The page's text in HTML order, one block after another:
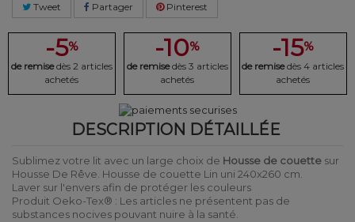
Tweet Partager Pinterest
-5%
de remise dès 2 articles
achetés
-10%
de remise dès 3 articles
achetés
-15%
de remise dès 4 articles
achetés
DESCRIPTION DÉTAILLÉE
Sublimez votre lit avec un large choix de Housse de couette sur
Housse De Rêve. Housse de couette Lin uni 240x260 cm.
Laver sur l'envers afin de protéger les couleurs
Produit Oeko-Tex® : Les articles ne présentent pas de
substances nocives pouvant nuire à la santé.